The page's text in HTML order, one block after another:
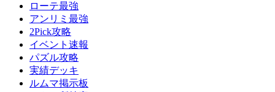
ローテ最強
アンリミ最強
2Pick攻略
イベント速報
パズル攻略
実績デッキ
ルムマ掲示板